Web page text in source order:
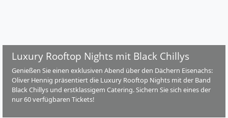
Luxury Rooftop Nights mit Black Chillys
Genießen Sie einen exklusiven Abend über den Dächern Eisenachs:
Oliver Hennig präsentiert die Luxury Rooftop Nights mit der Band
Black Chillys und erstklassigem Catering. Sichern Sie sich eines der
nur 60 verfügbaren Tickets!